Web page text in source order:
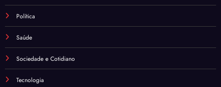
Política
Saúde
Sociedade e Cotidiano
Tecnologia